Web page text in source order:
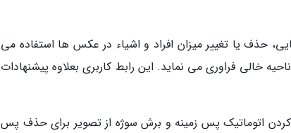
برای جابه جایی، حذف یا تغییر میزان افراد و اشیاء در عکس ها استفاده می
خالی فراوری می نماید. این رابط کاربری بعلاوه پیشنهادات
کردن اتوماتیک پس زمینه و برش سوژه از تصویر برای حذف پس